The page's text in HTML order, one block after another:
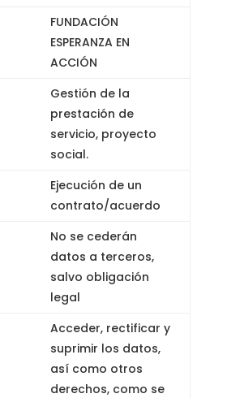
FUNDACIÓN
ESPERANZA EN
ACCIÓN
Gestión de la
prestación de
servicio, proyecto
social.
Ejecución de un
contrato/acuerdo
No se cederán
datos a terceros,
salvo obligación
legal
Acceder, rectificar y
suprimir los datos,
así como otros
derechos, como se